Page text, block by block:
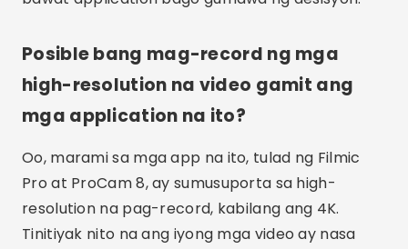
ay mahalaga upang matiyak na ang iyong mga
nais na epekto.
Ibahagi: